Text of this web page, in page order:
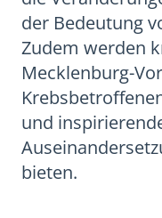
der Bedeutung
Zudem werden
Mecklenburg-
und
bieten.